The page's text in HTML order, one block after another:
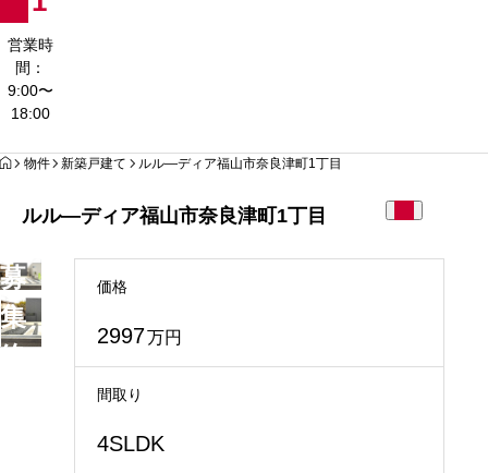
営業時
間：
9:00〜
18:00
HOME
物件 新築戸建て ルル―ディア福山市奈良津町1丁目
ルル―ディア福山市奈良津町1丁目
募
集
終
価格
2997万円
間取り
4SLDK